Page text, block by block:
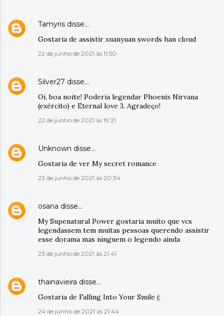
Tamyris disse…
Gostaria de assistir xuanyuan swords han cloud
22 de junho de 2021 às 11:50
Silver27 disse…
Oi, boa noite! Poderia legendar Phoenix Nirvana
(exército) e Eternal love 3. Agradeço!
22 de junho de 2021 às 19:21
Unknown disse…
Gostaria de ver My secret romance
23 de junho de 2021 às 20:34
osana disse…
My Supenatural Power gostaria muito que vcs
legendassem tem muitas pessoas querendo assistir
esse dorama mas ninguem o legendo ainda
23 de junho de 2021 às 21:41
thainavieira disse…
Gostaria de Falling Into Your Smile (:
24 de junho de 2021 às 21:44